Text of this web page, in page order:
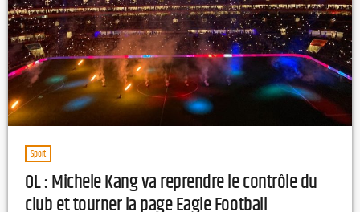
Sport
OL : Michele Kang va reprendre le contrôle du
club et tourner la page Eagle Football